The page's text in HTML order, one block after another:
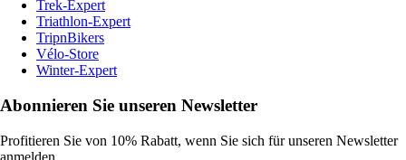
Trek-Expert
Triathlon-Expert
TripnBikers
Vélo-Store
Winter-Expert
Abonnieren Sie unseren Newsletter
Profitieren Sie von 10% Rabatt, wenn Sie sich für unseren Newsletter
anmelden